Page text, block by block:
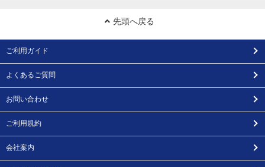
先頭へ戻る
ご利用ガイド
よくあるご質問
お問い合わせ
ご利用規約
会社案内